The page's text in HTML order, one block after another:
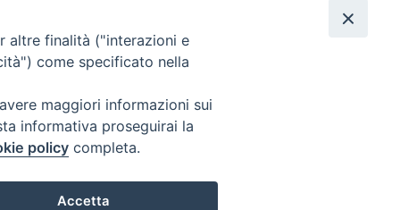
altre finalità ("interazioni e
come specificato nella
maggiori informazioni sui
informativa proseguirai la
policy completa.
Accetta